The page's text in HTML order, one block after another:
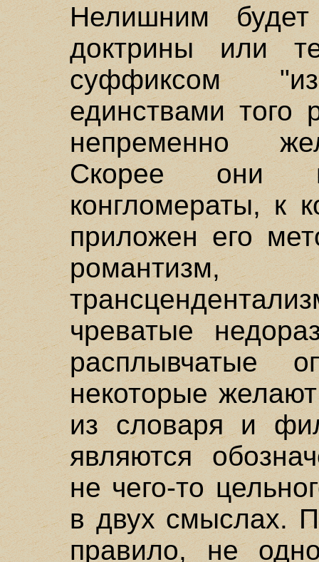
Нелишним
доктрины или
суффиксом
единствами того
непременно
Скорее они
конгломераты, к
приложен его
чреватые
расплывчатые
некоторые
из словаря и
являются
не чего-то
в двух смыслах.
правило, не